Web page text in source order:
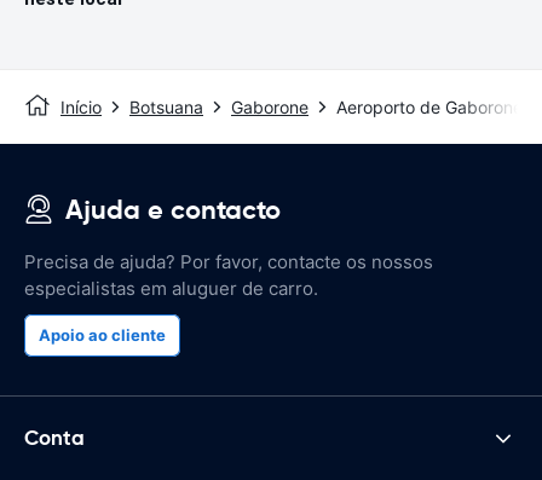
Início Botsuana Gaborone Aeroporto de Gaborone
Ajuda e contacto
Precisa de ajuda? Por favor, contacte os nossos
especialistas em aluguer de carro.
Apoio ao cliente
Conta